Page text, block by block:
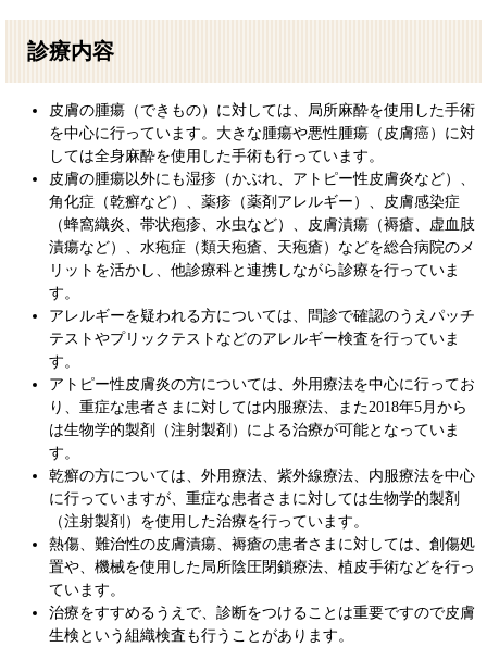
診療内容
皮膚の腫瘍（できもの）に対しては、局所麻酔を使用した手術
を中心に行っています。大きな腫瘍や悪性腫瘍（皮膚癌）に対
しては全身麻酔を使用した手術も行っています。
皮膚の腫瘍以外にも湿疹（かぶれ、アトピー性皮膚炎など）、
角化症（乾癬など）、薬疹（薬剤アレルギー）、皮膚感染症
（蜂窩織炎、帯状疱疹、水虫など）、皮膚漬瘍（褥瘡、虚血肢
漬瘍など）、水疱症（類天疱瘡、天疱瘡）などを総合病院のメ
リットを活かし、他診療科と連携しながら診療を行っていま
す。
アレルギーを疑われる方については、問診で確認のうえパッチ
テストやプリックテストなどのアレルギー検査を行っていま
す。
アトピー性皮膚炎の方については、外用療法を中心に行ってお
り、重症な患者さまに対しては内服療法、また2018年5月から
は生物学的製剤（注射製剤）による治療が可能となっていま
す。
乾癬の方については、外用療法、紫外線療法、内服療法を中心
に行っていますが、重症な患者さまに対しては生物学的製剤
（注射製剤）を使用した治療を行っています。
熱傷、難治性の皮膚漬瘍、褥瘡の患者さまに対しては、創傷処
置や、機械を使用した局所陰圧閉鎖療法、植皮手術などを行っ
ています。
治療をすすめるうえで、診断をつけることは重要ですので皮膚
生検という組織検査も行うことがあります。